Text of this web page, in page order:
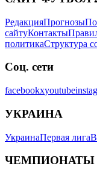
РедакцияПрогнозы
сайтуКонтакты
политикаСтруктура
Соц. сети
facebookxyoutube
УКРАИНА
УкраинаПервая лига
ЧЕМПИОНАТЫ